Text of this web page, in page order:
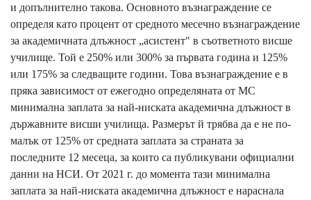
и допълнително такова. Основното възнаграждение се
определя като процент от средното месечно възнаграждение
за академичната длъжност „асистент" в съответното висше
училище. Той е 250% или 300% за първата година и 125%
или 175% за следващите години. Това възнаграждение е в
пряка зависимост от ежегодно определяната от МС
минимална заплата за най-ниската академична длъжност в
държавните висши училища. Размерът й трябва да е не по-
малък от 125% от средната заплата за страната за
последните 12 месеца, за които са публикувани официални
данни на НСИ. От 2021 г. до момента тази минимална
заплата за най-ниската академична длъжност е нараснала